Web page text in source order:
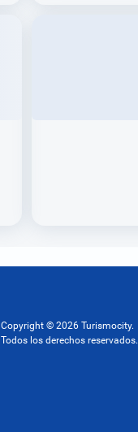
Copyright © 2026 Turismocity.
Todos los derechos reservados.